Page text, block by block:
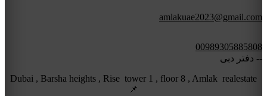
amlakuae2023@gmail.com
00989305885808
-- دفتر دبی
Dubai , Barsha heights , Rise tower 1 , floor 8 , Amlak realestate
📌